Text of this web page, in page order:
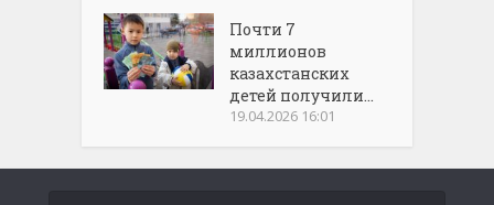
Почти 7
миллионов
казахстанских
детей получили...
19.04.2026 16:01